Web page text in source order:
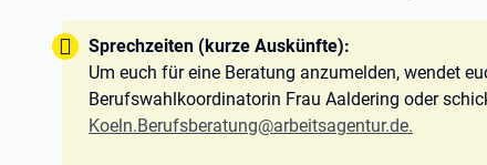
Tipp:
Sprechzeiten (kurze Auskünfte):
Um euch für eine Beratung anzumelden, wendet
Berufswahlkoordinatorin Frau Aaldering oder
Koeln.Berufsberatung@arbeitsagentur.de.